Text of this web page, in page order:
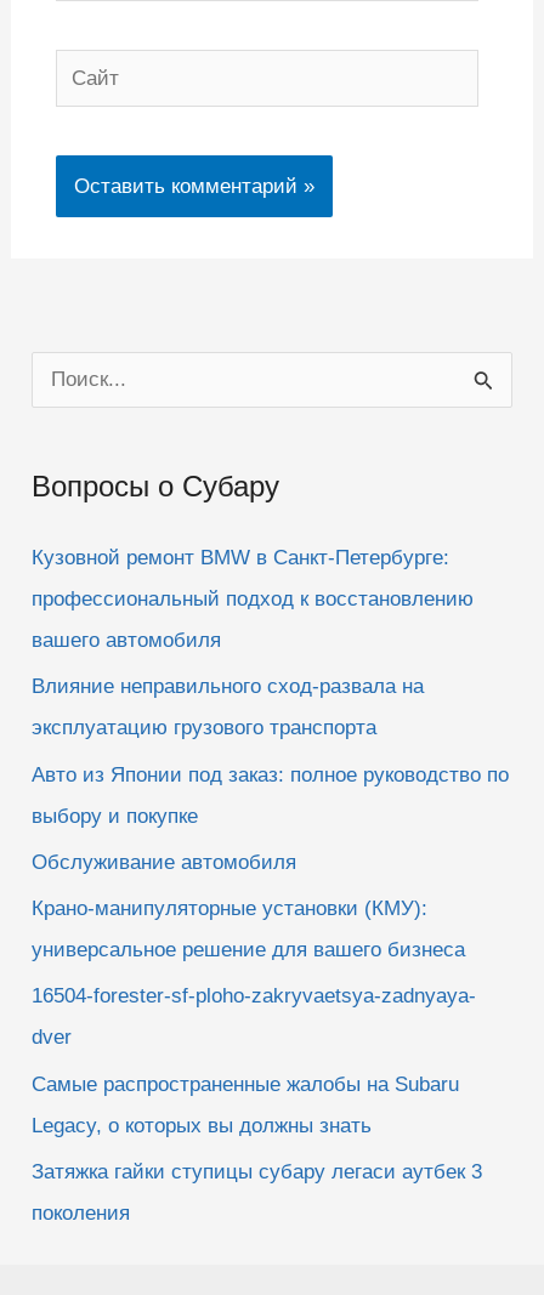
Сайт
о
с
Вопросы о Субару
Кузовной ремонт BMW в Санкт-Петербурге:
профессиональный подход к восстановлению
вашего автомобиля
Влияние неправильного сход-развала на
эксплуатацию грузового транспорта
Авто из Японии под заказ: полное руководство по
выбору и покупке
Обслуживание автомобиля
Крано-манипуляторные установки (КМУ):
универсальное решение для вашего бизнеса
16504-forester-sf-ploho-zakryvaetsya-zadnyaya-
dver
Самые распространенные жалобы на Subaru
Legacy, о которых вы должны знать
Затяжка гайки ступицы субару легаси аутбек 3
поколения